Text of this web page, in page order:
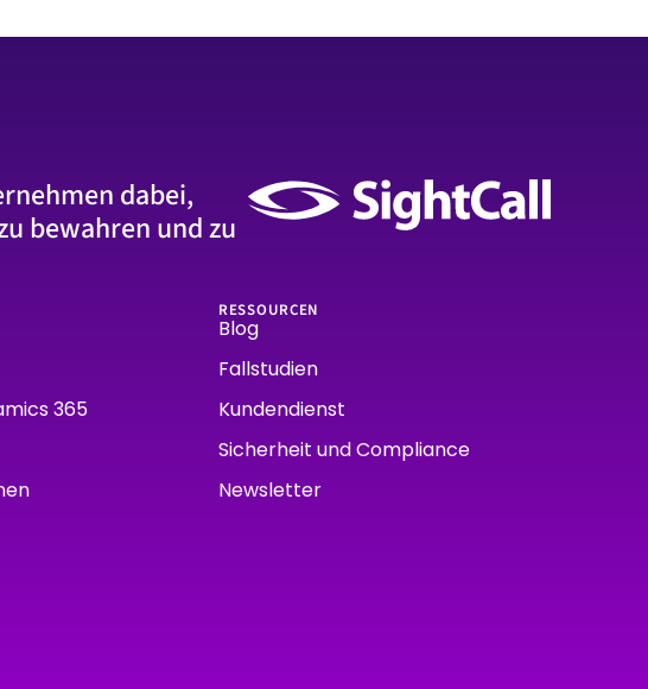
dabei,
bewahren und zu
365
RESSOURCEN
Blog
Fallstudien
Kundendienst
Sicherheit und Compliance
Newsletter